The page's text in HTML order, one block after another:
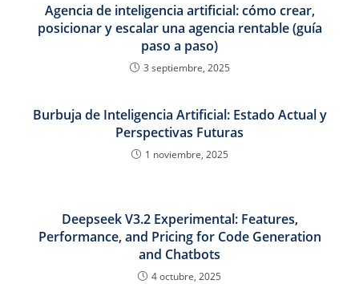
Agencia de inteligencia artificial: cómo crear,
posicionar y escalar una agencia rentable (guía
paso a paso)
3 septiembre, 2025
Burbuja de Inteligencia Artificial: Estado Actual y
Perspectivas Futuras
1 noviembre, 2025
Deepseek V3.2 Experimental: Features,
Performance, and Pricing for Code Generation
and Chatbots
4 octubre, 2025